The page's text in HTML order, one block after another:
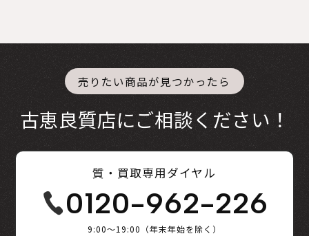
売りたい商品が見つかったら
古恵良質店にご相談ください！
質・買取専用ダイヤル
0120-962-226
9:00～19:00（年末年始を除く）